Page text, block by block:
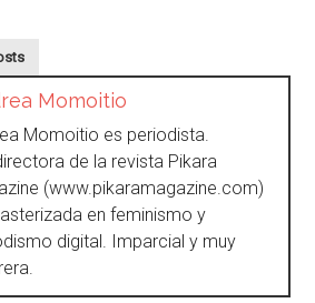
Momoitio
Momoitio es periodista.
de la revista Pikara
(www.pikaramagazine.com)
en feminismo y
digital. Imparcial y muy